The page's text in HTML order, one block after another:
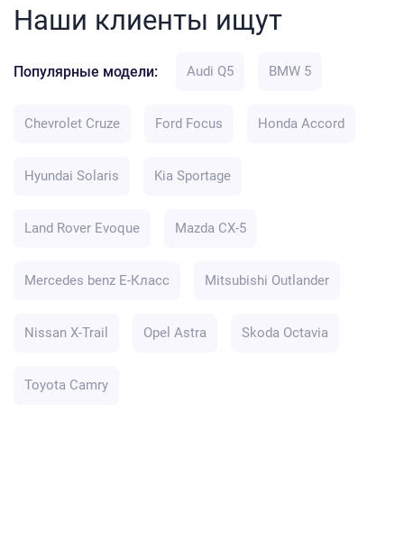
Наши клиенты ищут
Популярные модели: Audi Q5 BMW 5
Chevrolet Cruze Ford Focus Honda Accord
Hyundai Solaris Kia Sportage
Land Rover Evoque Mazda CX-5
Mercedes benz E-Класс Mitsubishi Outlander
Nissan X-Trail Opel Astra Skoda Octavia
Toyota Camry